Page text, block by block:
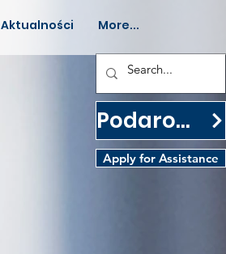
Podarować
Apply for Assistance
Aktualności More...